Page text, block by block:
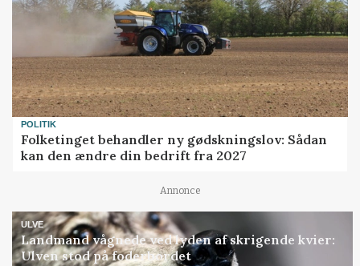
POLITIK
Folketinget behandler ny gødskningslov: Sådan
kan den ændre din bedrift fra 2027
Annonce
ULVE
Landmand vågnede ved lyden af skrigende kvier:
Ulven stod på foderbordet